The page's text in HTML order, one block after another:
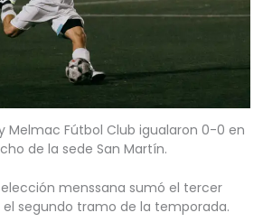
Melmac Fútbol Club igualaron 0-0 en
de la sede San Martín.
menssana sumó el tercer
segundo tramo de la temporada.